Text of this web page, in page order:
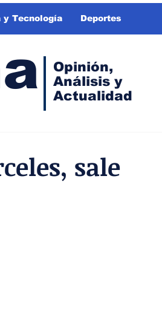
y Tecnología Deportes
Opinión,
Análisis y
Actualidad
sale